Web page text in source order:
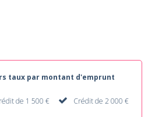
taux par montant d'emprunt
de 1 500 € Crédit de 2 000 €